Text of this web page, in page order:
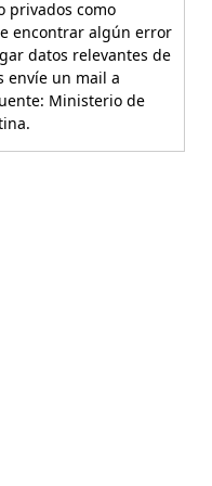
privados como
encontrar algún error
datos relevantes de
envíe un mail a
Ministerio de